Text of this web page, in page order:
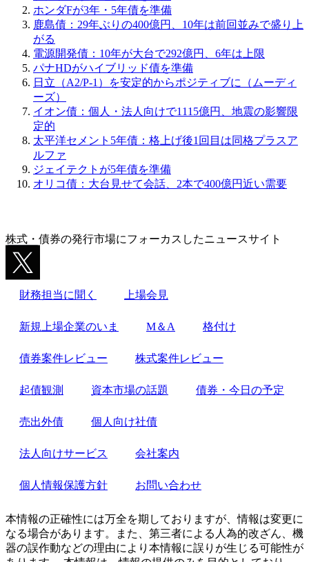
ホンダFが3年・5年債を準備
鹿島債：29年ぶりの400億円、10年は前回並みで盛り上
がる
電源開発債：10年が大台で292億円、6年は上限
パナHDがハイブリッド債を準備
日立（A2/P-1）を安定的からポジティブに（ムーディ
ーズ）
イオン債：個人・法人向けで1115億円、地震の影響限
定的
太平洋セメント5年債：格上げ後1回目は同格プラスア
ルファ
ジェイテクトが5年債を準備
オリコ債：大台見せて会話、2本で400億円近い需要
株式・債券の発行市場にフォーカスしたニュースサイト
財務担当に聞く 上場会見
新規上場企業のいま M＆A 格付け
債券案件レビュー 株式案件レビュー
起債観測 資本市場の話題 債券・今日の予定
売出外債 個人向け社債
法人向けサービス 会社案内
個人情報保護方針 お問い合わせ
本情報の正確性には万全を期しておりますが、情報は変更に
なる場合があります。また、第三者による人為的改ざん、機
器の誤作動などの理由により本情報に誤りが生じる可能性が